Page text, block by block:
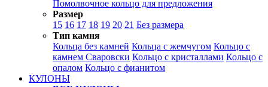
Помолвочное кольцо для предложения
Размер
15 16 17 18 19 20 21 Без размера
Тип камня
Кольца без камней Кольца с жемчугом Кольцо с
камнем Сваровски Кольцо с кристаллами Кольцо с
опалом Кольцо с фианитом
КУЛОНЫ